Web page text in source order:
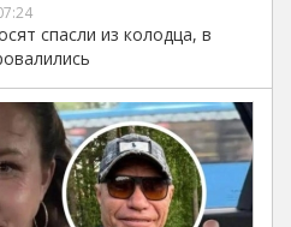
спасли из колодца, в